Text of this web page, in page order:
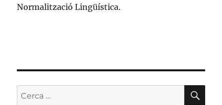
Normalització Lingüística.
Cerca: